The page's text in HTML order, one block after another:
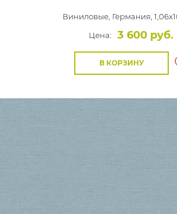
Виниловые, Германия,
Цена:
3 600 руб.
В КОРЗИНУ